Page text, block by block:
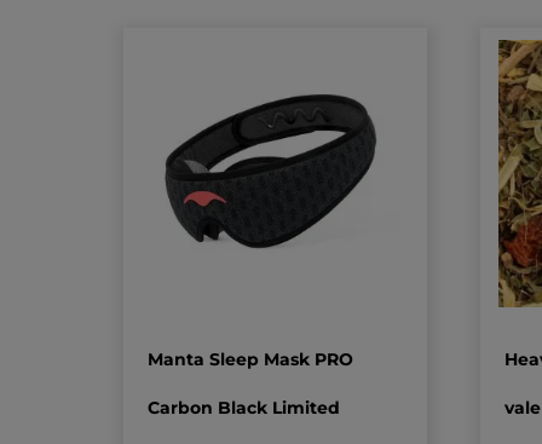
Manta Sleep Mask PRO
Carbon Black Limited